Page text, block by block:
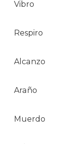
Vibro
Respiro
Alcanzo
Araño
Muerdo